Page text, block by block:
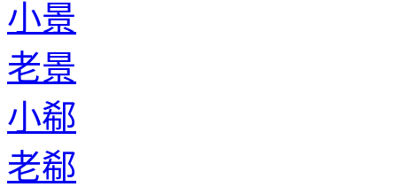
小景
老景
小郗
老郗